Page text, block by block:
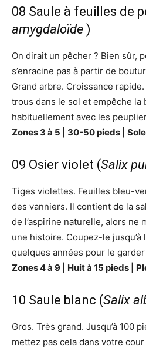
08 Saule à feuilles de
amygdaloïde )
On dirait un pêcher ? Bien sûr,
s’enracine pas à partir de
Grand arbre. Croissance
trous dans le sol et empêche la
habituellement avec les
Zones 3 à 5 | 30-50 pieds |
09 Osier violet (Salix
Tiges violettes. Feuilles bleu-
des vanniers. Il contient de la
de l’aspirine naturelle, alors ne
une histoire. Coupez-le
quelques années pour le
Zones 4 à 9 | Huit à 15 pieds |
10 Saule blanc (Salix
Gros. Très grand. Jusqu’à 100
mettez pas cela dans votre